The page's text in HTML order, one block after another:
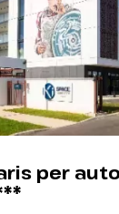
per